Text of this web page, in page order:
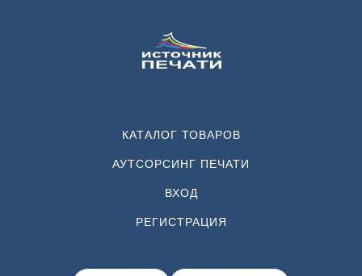
КАТАЛОГ ТОВАРОВ
АУТСОРСИНГ ПЕЧАТИ
ВХОД
РЕГИСТРАЦИЯ